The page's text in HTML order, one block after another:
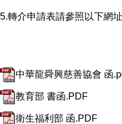
5.轉介申請表請參照以下網
中華龍舜興慈善協會 函
教育部 書函.PDF
衛生福利部 函.PDF